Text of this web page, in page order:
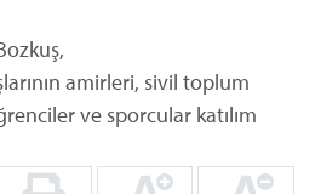
amirleri, sivil toplum
ve sporcular katılım